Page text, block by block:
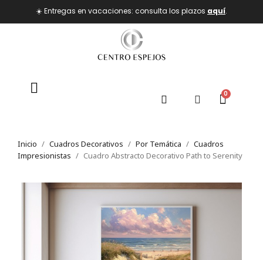
☀️ Entregas en vacaciones: consulta los plazos aquí.
Inicio Cuadros Decorativos Por Temática
Cuadros
Impresionistas
Cuadro Abstracto Decorativo Path to Serenity